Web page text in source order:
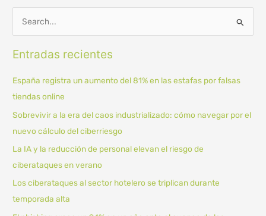
s
p
o
r
:
Entradas recientes
España registra un aumento del 81% en las estafas por falsas
tiendas online
Sobrevivir a la era del caos industrializado: cómo navegar por el
nuevo cálculo del ciberriesgo
La IA y la reducción de personal elevan el riesgo de
ciberataques en verano
Los ciberataques al sector hotelero se triplican durante
temporada alta